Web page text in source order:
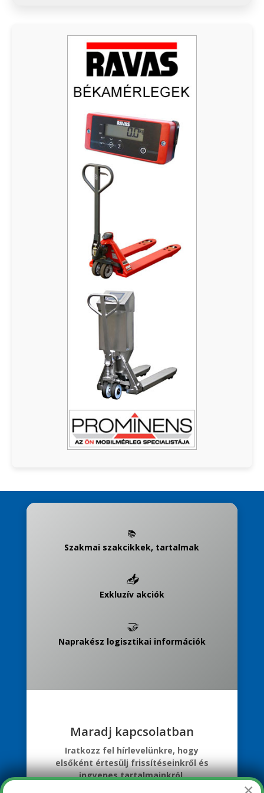
📚
Szakmai szakcikkek, tartalmak
📥
Exkluzív akciók
🤝
Naprakész logisztikai információk
Maradj kapcsolatban
Iratkozz fel hírlevelünkre, hogy
elsőként értesülj frissítéseinkről és
ingyenes tartalmainkról.